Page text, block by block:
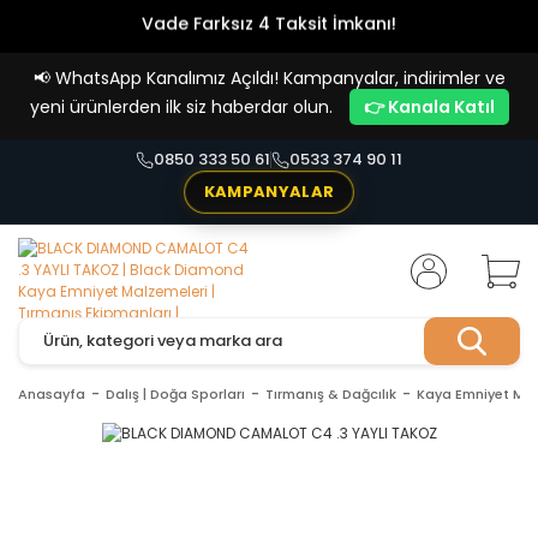
Vade Farksız 4 Taksit İmkanı!
📢 WhatsApp Kanalımız Açıldı! Kampanyalar, indirimler ve
yeni ürünlerden ilk siz haberdar olun.
👉 Kanala Katıl
0850 333 50 61
0533 374 90 11
KAMPANYALAR
Anasayfa Dalış | Doğa Sporları Tırmanış & Dağcılık Kaya Emniyet